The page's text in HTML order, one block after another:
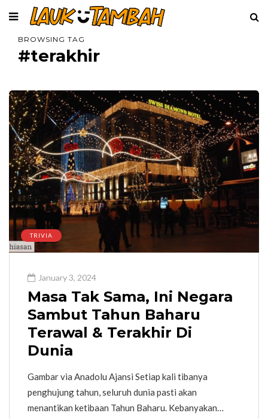
BROWSING TAG
#terakhir
TRIVIA
January 3, 2024
Masa Tak Sama, Ini Negara
Sambut Tahun Baharu
Terawal & Terakhir Di
Dunia
Gambar via Anadolu Ajansi Setiap kali tibanya
penghujung tahun, seluruh dunia pasti akan
menantikan ketibaan Tahun Baharu. Kebanyakan…